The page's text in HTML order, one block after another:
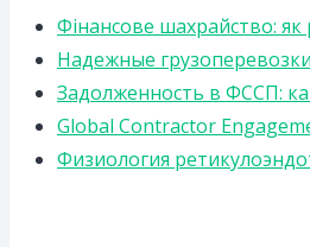
Фінансове шахрайство: як
Надежные
Задолженность в ФССП:
Global Contractor
Физиология